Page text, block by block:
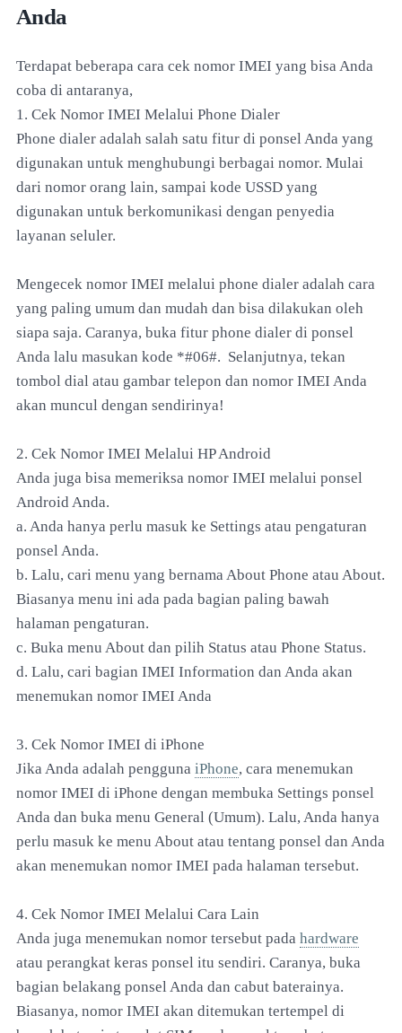
Anda
Terdapat beberapa cara cek nomor IMEI yang bisa Anda
coba di antaranya,
1. Cek Nomor IMEI Melalui Phone Dialer
Phone dialer adalah salah satu fitur di ponsel Anda yang
digunakan untuk menghubungi berbagai nomor. Mulai
dari nomor orang lain, sampai kode USSD yang
digunakan untuk berkomunikasi dengan penyedia
layanan seluler.
Mengecek nomor IMEI melalui phone dialer adalah cara
yang paling umum dan mudah dan bisa dilakukan oleh
siapa saja. Caranya, buka fitur phone dialer di ponsel
Anda lalu masukan kode *#06#. Selanjutnya, tekan
tombol dial atau gambar telepon dan nomor IMEI Anda
akan muncul dengan sendirinya!
2. Cek Nomor IMEI Melalui HP Android
Anda juga bisa memeriksa nomor IMEI melalui ponsel
Android Anda.
a. Anda hanya perlu masuk ke Settings atau pengaturan
ponsel Anda.
b. Lalu, cari menu yang bernama About Phone atau About.
Biasanya menu ini ada pada bagian paling bawah
halaman pengaturan.
c. Buka menu About dan pilih Status atau Phone Status.
d. Lalu, cari bagian IMEI Information dan Anda akan
menemukan nomor IMEI Anda
3. Cek Nomor IMEI di iPhone
Jika Anda adalah pengguna iPhone, cara menemukan
nomor IMEI di iPhone dengan membuka Settings ponsel
Anda dan buka menu General (Umum). Lalu, Anda hanya
perlu masuk ke menu About atau tentang ponsel dan Anda
akan menemukan nomor IMEI pada halaman tersebut.
4. Cek Nomor IMEI Melalui Cara Lain
Anda juga menemukan nomor tersebut pada hardware
atau perangkat keras ponsel itu sendiri. Caranya, buka
bagian belakang ponsel Anda dan cabut baterainya.
Biasanya, nomor IMEI akan ditemukan tertempel di